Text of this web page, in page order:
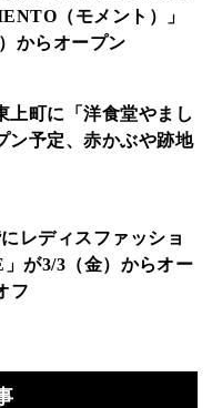
（モメント）」
からオープン
上町に「洋食堂やまし
ン予定、赤かぶや跡地
レディスファッショ
が3/3（金）からオー
フ